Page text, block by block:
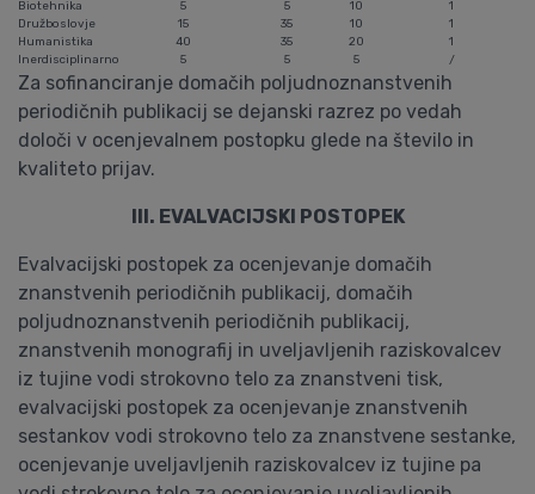
Biotehnika
5 5 10
1
Družboslovje
15 35 10
1
Humanistika
40 35 20
1
Inerdisciplinarno
5 5 5 /
Za sofinanciranje domačih poljudnoznanstvenih
periodičnih publikacij se dejanski razrez po vedah
določi v ocenjevalnem postopku glede na število in
kvaliteto prijav.
III. EVALVACIJSKI POSTOPEK
Evalvacijski postopek za ocenjevanje domačih
znanstvenih periodičnih publikacij, domačih
poljudnoznanstvenih periodičnih publikacij,
znanstvenih monografij in uveljavljenih raziskovalcev
iz tujine vodi strokovno telo za znanstveni tisk,
evalvacijski postopek za ocenjevanje znanstvenih
sestankov vodi strokovno telo za znanstvene sestanke,
ocenjevanje uveljavljenih raziskovalcev iz tujine pa